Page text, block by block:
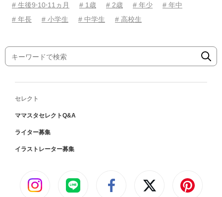
# 生後9⋅10⋅11ヵ月
# 1歳 # 2歳 # 年少
# 年中
# 年長
# 小学生 # 中学生 # 高校生
セレクト
ママスタセレクトQ&A
ライター募集
イラストレーター募集